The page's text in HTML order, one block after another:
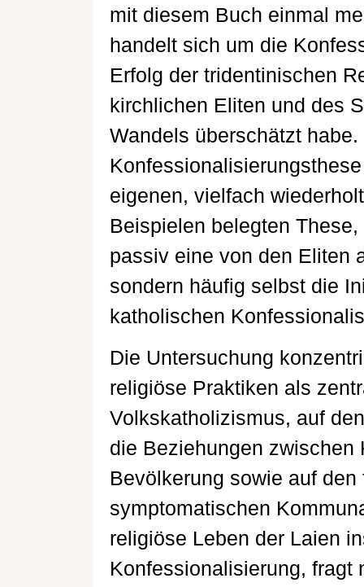
mit diesem Buch einmal
handelt sich um die
Erfolg der tridentinischen
kirchlichen Eliten und des
Wandels überschätzt
eigenen, vielfach
Beispielen belegten
passiv eine von den Eliten
sondern häufig selbst die
katholischen
Die Untersuchung
religiöse Praktiken als
Volkskatholizismus, auf
die Beziehungen zwischen
Bevölkerung sowie auf
symptomatischen
religiöse Leben der Laien
Konfessionalisierung, fragt